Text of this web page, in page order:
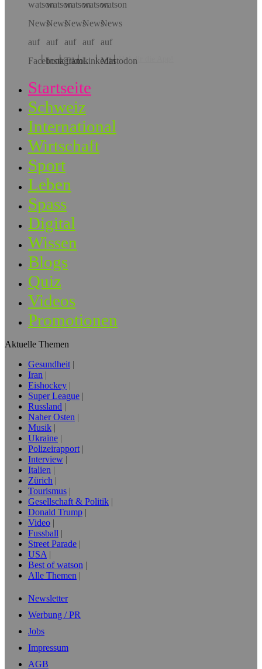
Hol dir die App!
Startseite
Schweiz
International
Wirtschaft
Sport
Leben
Spass
Digital
Wissen
Blogs
Quiz
Videos
Promotionen
Aktuelle Themen
Gesundheit
Iran
Eishockey
Super League
Russland
Naher Osten
Musik
Ukraine
Polizeirapport
Interview
Italien
Zürich
Tourismus
Gesellschaft & Politik
Donald Trump
Video
Fussball
Street Parade
USA
Best of watson
Alle Themen
Newsletter
Werbung / PR
Jobs
Impressum
AGB